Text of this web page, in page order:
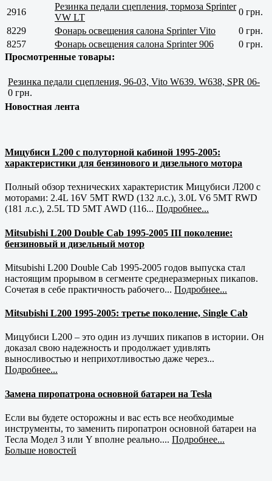
2916
Резинка педали сцепления, тормоза Sprinter
VW LT
0 грн.
8229
Фонарь освещения салона Sprinter Vito
0 грн.
8257
Фонарь освещения салона Sprinter 906
0 грн.
Просмотренные товары:
Резинка педали сцепления, 96-03, Vito W639. W638, SPR 06-
0 грн.
Новостная лента
Мицубиси L200 с полуторной кабиной 1995-2005:
характеристики для бензинового и дизельного мотора
Полный обзор технических характеристик Мицубиси Л200 с
моторами: 2.4L 16V 5MT RWD (132 л.с.), 3.0L V6 5MT RWD
(181 л.с.), 2.5L TD 5MT AWD (116... Подробнее...
Mitsubishi L200 Double Cab 1995-2005 III поколение:
бензиновый и дизельный мотор
Mitsubishi L200 Double Cab 1995-2005 годов выпуска стал
настоящим прорывом в сегменте среднеразмерных пикапов.
Сочетая в себе практичность рабочего... Подробнее...
Mitsubishi L200 1995-2005: третье поколение, Single Cab
Мицубиси L200 – это один из лучших пикапов в истории. Он
доказал свою надежность и продолжает удивлять
выносливостью и неприхотливостью даже через...
Подробнее...
Замена пиропатрона основной батареи на Tesla
Если вы будете осторожны и вас есть все необходимые
инструменты, то заменить пиропатрон основной батареи на
Тесла Модел 3 или Y вполне реально.... Подробнее...
Больше новостей